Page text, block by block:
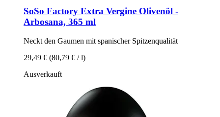
SoSo Factory Extra Vergine Olivenöl -​
Arbosana, 365 ml
Neckt den Gaumen mit spanischer Spitzenqualität
29,49 € (80,79 € / l)
Ausverkauft